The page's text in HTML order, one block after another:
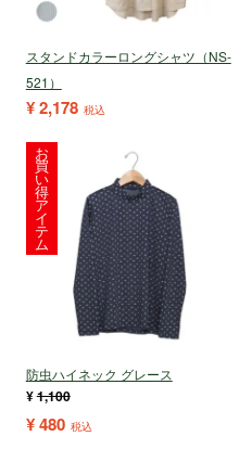
スタンドカラーロングシャツ（NS-
521）
¥2,178 税込
お
買
い
得
ア
イ
テ
ム
防虫ハイネック グレース
¥1,100
¥480 税込